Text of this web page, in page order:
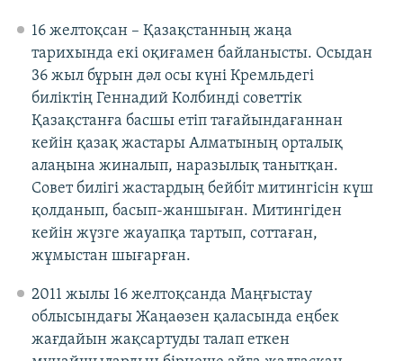
16 желтоқсан – Қазақстанның жаңа
тарихында екі оқиғамен байланысты. Осыдан
36 жыл бұрын дәл осы күні Кремльдегі
биліктің Геннадий Колбинді советтік
Қазақстанға басшы етіп тағайындағаннан
кейін қазақ жастары Алматының орталық
алаңына жиналып, наразылық танытқан.
Совет билігі жастардың бейбіт митингісін күш
қолданып, басып-жаншыған. Митингіден
кейін жүзге жауапқа тартып, соттаған,
жұмыстан шығарған.
2011 жылы 16 желтоқсанда Маңғыстау
облысындағы Жаңаөзен қаласында еңбек
жағдайын жақсартуды талап еткен